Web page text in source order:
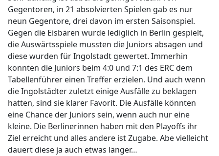
Gegentoren, in 21 absolvierten Spielen gab es nur
neun Gegentore, drei davon im ersten Saisonspiel.
Gegen die Eisbären wurde lediglich in Berlin gespielt,
die Auswärtsspiele mussten die Juniors absagen und
diese wurden für Ingolstadt gewertet. Immerhin
konnten die Juniors beim 4:0 und 7:1 des ERC dem
Tabellenführer einen Treffer erzielen. Und auch wenn
die Ingolstädter zuletzt einige Ausfälle zu beklagen
hatten, sind sie klarer Favorit. Die Ausfälle könnten
eine Chance der Juniors sein, wenn auch nur eine
kleine. Die Berlinerinnen haben mit den Playoffs ihr
Ziel erreicht und alles andere ist Zugabe. Abe vielleicht
dauert diese ja auch etwas länger…